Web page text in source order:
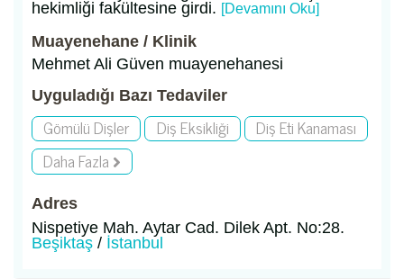
hekimliği fakültesine girdi. [Devamını Oku]
Muayenehane / Klinik
Mehmet Ali Güven muayenehanesi
Uyguladığı Bazı Tedaviler
Gömülü Dişler Diş Eksikliği
Diş Eti Kanaması
Daha Fazla
Adres
Nispetiye Mah. Aytar Cad. Dilek Apt. No:28.
Beşiktaş / İstanbul